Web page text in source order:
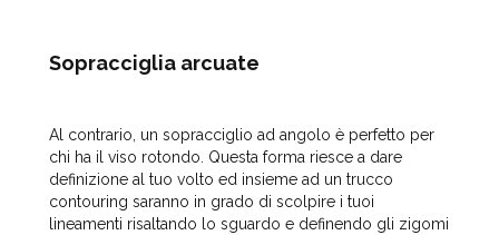
Sopracciglia arcuate
Al contrario, un sopracciglio ad angolo è perfetto per
chi ha il viso rotondo . Questa forma riesce a dare
definizione al tuo volto ed insieme ad un trucco
contouring saranno in grado di scolpire i tuoi
lineamenti risaltando lo sguardo e definendo gli zigomi